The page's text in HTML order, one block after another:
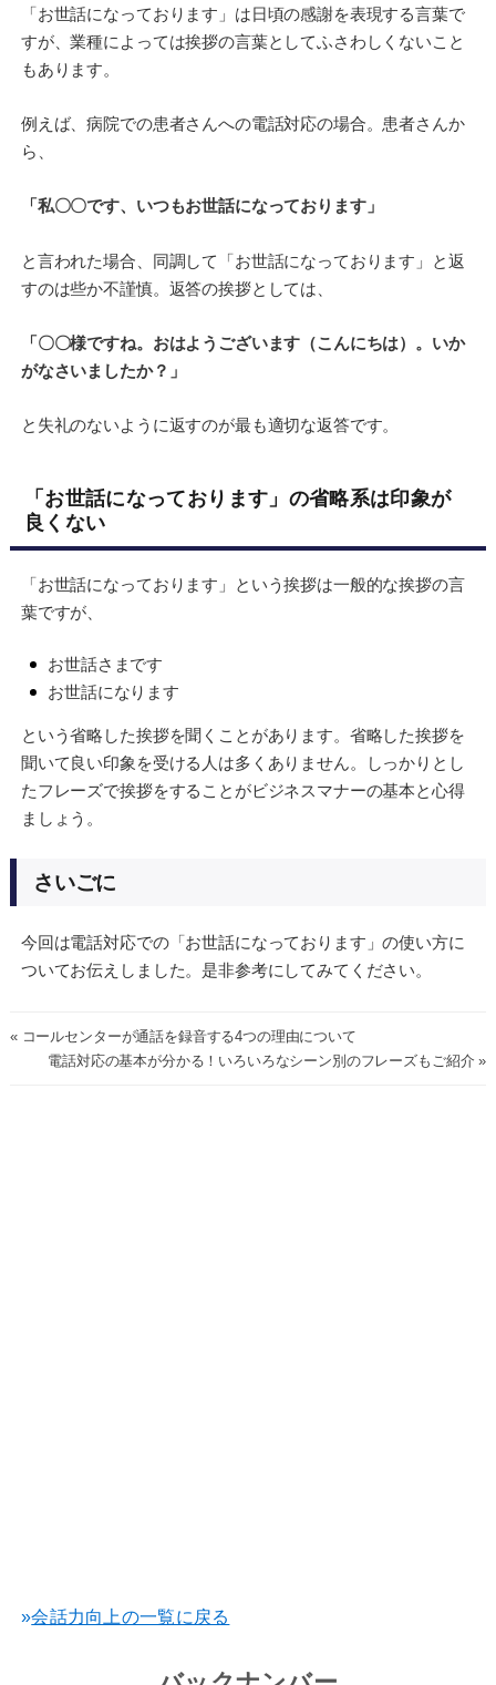
「お世話になっております」は日頃の感謝を表現する言葉で
すが、業種によっては挨拶の言葉としてふさわしくないこと
もあります。
例えば、病院での患者さんへの電話対応の場合。患者さんか
ら、
「私〇〇です、いつもお世話になっております」
と言われた場合、同調して「お世話になっております」と返
すのは些か不謹慎。返答の挨拶としては、
「〇〇様ですね。おはようございます（こんにちは）。いか
がなさいましたか？」
と失礼のないように返すのが最も適切な返答です。
「お世話になっております」の省略系は印象が
良くない
「お世話になっております」という挨拶は一般的な挨拶の言
葉ですが、
お世話さまです
お世話になります
という省略した挨拶を聞くことがあります。省略した挨拶を
聞いて良い印象を受ける人は多くありません。しっかりとし
たフレーズで挨拶をすることがビジネスマナーの基本と心得
ましょう。
さいごに
今回は電話対応での「お世話になっております」の使い方に
ついてお伝えしました。是非参考にしてみてください。
« コールセンターが通話を録音する4つの理由について
電話対応の基本が分かる！いろいろなシーン別のフレーズもご紹介 »
»会話力向上の一覧に戻る